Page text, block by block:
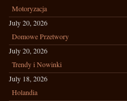
Motoryzacja
July 20, 2026
Domowe Przetwory
July 20, 2026
Trendy i Nowinki
July 18, 2026
Holandia